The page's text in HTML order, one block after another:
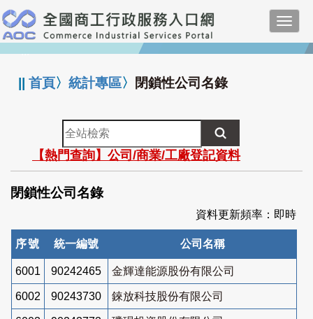
跳
到
主
要
:::
||首頁〉統計專區〉 閉鎖性公司名錄
全
站
檢
索
【熱門查詢】公司/商業/工廠登記資料
閉鎖性公司名錄
資料更新頻率：即時
序號 統一編號 公司名稱
6001 90242465 金輝達能源股份有限公司
6002 90243730 錸放科技股份有限公司